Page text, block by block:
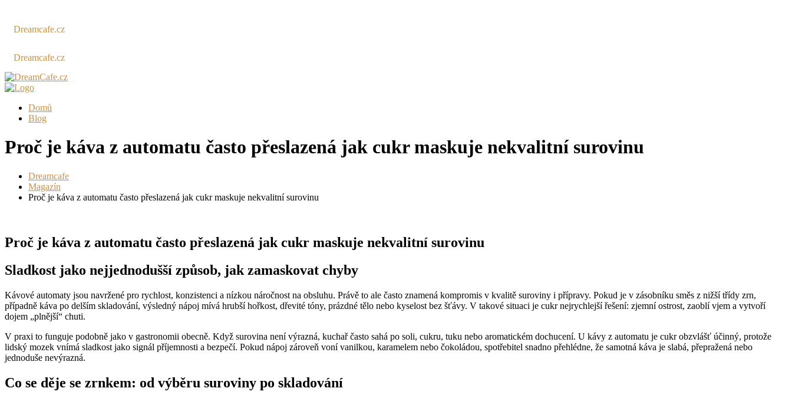
Dreamcafe.cz
Dreamcafe.cz
Domů
Blog
Proč je káva z automatu často přeslazená jak cukr maskuje nekvalitní surovinu
Dreamcafe
Magazín
Proč je káva z automatu často přeslazená jak cukr maskuje nekvalitní surovinu
Proč je káva z automatu často přeslazená jak cukr maskuje nekvalitní surovinu
Sladkost jako nejjednodušší způsob, jak zamaskovat chyby
Kávové automaty jsou navržené pro rychlost, konzistenci a nízkou náročnost na obsluhu. Právě to ale často znamená kompromis v kvalitě suroviny i přípravy. Pokud je v zásobníku směs z nižší třídy zrn,
případně káva po delším skladování, výsledný nápoj mívá hrubší hořkost, dřevité tóny, prázdné tělo nebo kyselost bez šťávy. V takové situaci je cukr nejrychlejší řešení: zjemní ostrost, zaoblí vjem a vytvoří
dojem „plnější“ chuti.
V praxi to funguje podobně jako v gastronomii obecně. Když surovina není výrazná, kuchař často sahá po soli, cukru, tuku nebo aromatickém dochucení. U kávy z automatu je cukr obzvlášť účinný, protože
lidský mozek vnímá sladkost jako signál příjemnosti a bezpečí. Pokud nápoj zároveň voní vanilkou, karamelem nebo čokoládou, spotřebitel snadno přehlédne, že samotná káva je slabá, přepražená nebo
jednoduše nevýrazná.
Co se děje se zrnkem: od výběru suroviny po skladování